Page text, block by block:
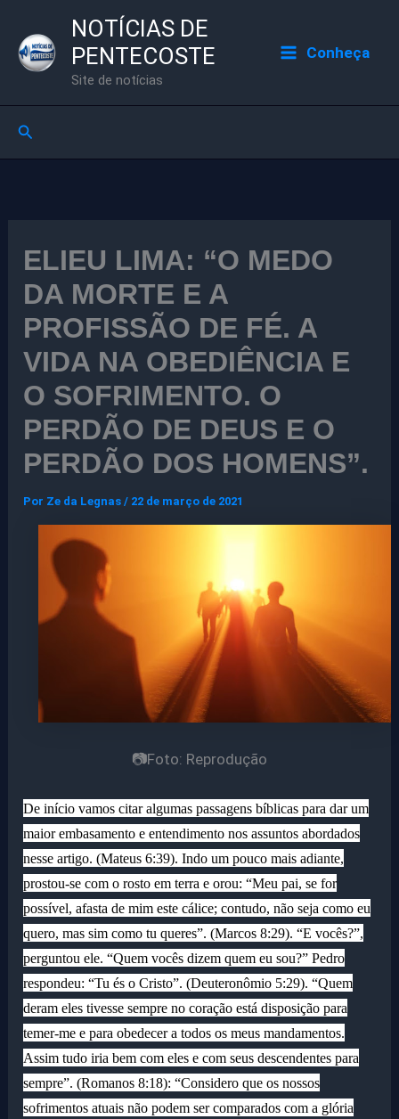
para
NOTÍCIAS DE
PENTECOSTE
Site de notícias
Conheça
Pesquisar
ELIEU LIMA: “O MEDO
DA MORTE E A
PROFISSÃO DE FÉ. A
VIDA NA OBEDIÊNCIA E
O SOFRIMENTO. O
PERDÃO DE DEUS E O
PERDÃO DOS HOMENS”.
Por Ze da Legnas/ 22 de março de 2021
📷Foto: Reprodução
De início vamos citar algumas passagens bíblicas para dar um
maior embasamento e entendimento nos assuntos abordados
nesse artigo. (Mateus 6:39). Indo um pouco mais adiante,
prostou-se com o rosto em terra e orou: “Meu pai, se for
possível, afasta de mim este cálice; contudo, não seja como eu
quero, mas sim como tu queres”. (Marcos 8:29). “E vocês?”,
perguntou ele. “Quem vocês dizem quem eu sou?” Pedro
respondeu: “Tu és o Cristo”. (Deuteronômio 5:29). “Quem
deram eles tivesse sempre no coração está disposição para
temer-me e para obedecer a todos os meus mandamentos.
Assim tudo iria bem com eles e com seus descendentes para
sempre”. (Romanos 8:18): “Considero que os nossos
sofrimentos atuais não podem ser comparados com a glória